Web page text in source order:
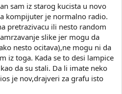
sam iz starog kucista u novo
kompijuter je normalno radio.
pretrazivacu ili nesto random
slike jer mogu da
nesto ocitava),ne mogu ni da
iz toga. Kada se to desi lampice
da su stali. Da li imate neko
je nov,drajveri za grafu isto